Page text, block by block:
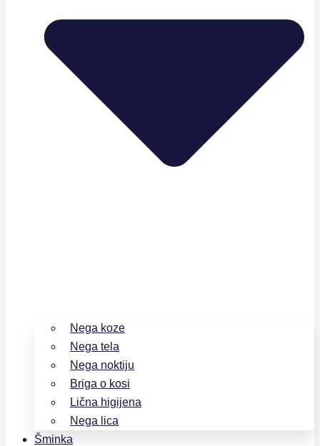
Nega koze
Nega tela
Nega noktiju
Briga o kosi
Lična higijena
Nega lica
Šminka